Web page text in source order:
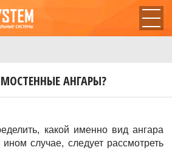
АНГАРЫ?
какой именно вид ангара
случае, следует рассмотреть